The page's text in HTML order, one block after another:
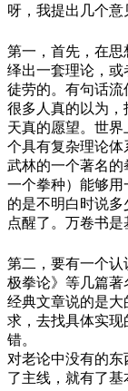
呀，我提出几个意
第一，首先，在
绎出一套理论，
徒劳的。有句话流
很多人真的以为
天真的愿望。世
个具有复杂理论
武林的一个著名
一个拳种）能够
的是不明白时说
点醒了。万卷书是
第二，要有一个
极拳论》等几篇著
经典文章说的是
求，去找具体实
错。
对老论中没有的
了主线，就有了